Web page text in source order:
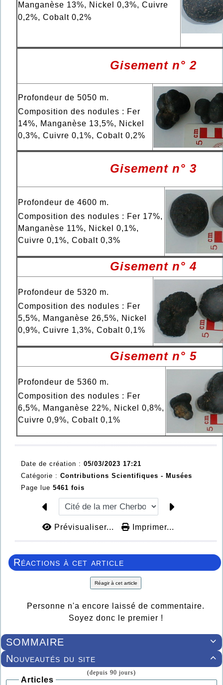

SOMMAIRE

Nouveautés du site
(depuis 90 jours)
Articles
Manganèse 13%, Nickel 0,3%, Cuivre
0,2%, Cobalt 0,2%
Gisement n° 2
Profondeur de 5050 m.
Composition des nodules : Fer
14%, Manganèse 13,5%, Nickel
0,3%, Cuivre 0,1%, Cobalt 0,2%
Gisement n° 3
Profondeur de 4600 m.
Composition des nodules : Fer 17%,
Manganèse 11%, Nickel 0,1%,
Cuivre 0,1%, Cobalt 0,3%
Gisement n° 4
Profondeur de 5320 m.
Composition des nodules : Fer
5,5%, Manganèse 26,5%, Nickel
0,9%, Cuivre 1,3%, Cobalt 0,1%
Gisement n° 5
Profondeur de 5360 m.
Composition des nodules : Fer
6,5%, Manganèse 22%, Nickel 0,8%,
Cuivre 0,9%, Cobalt 0,1%
Date de création : 05/03/2023 17:21
Catégorie : Contributions Scientifiques - Musées
Page lue 5461 fois
Prévisualiser... Imprimer...
Réactions à cet article
Réagir à cet article
Personne n'a encore laissé de commentaire.
Soyez donc le premier !